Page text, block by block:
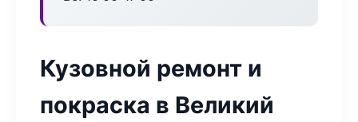
Кузовной ремонт и
покраска в Великий